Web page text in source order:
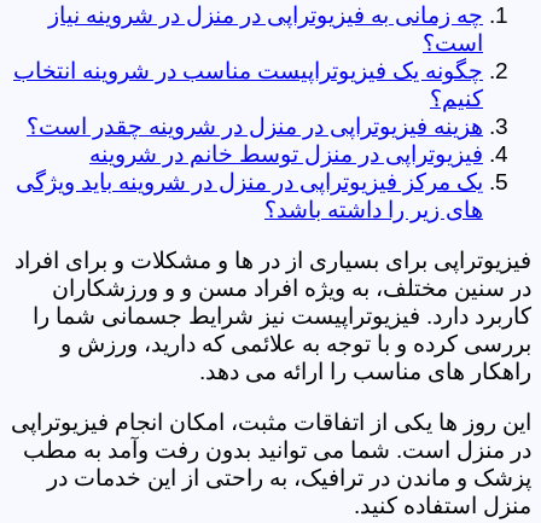
چه زمانی به فیزیوتراپی در منزل در شروینه نیاز
است؟
چگونه یک فیزیوتراپیست مناسب در شروینه انتخاب
کنیم؟
هزینه فیزیوتراپی در منزل در شروینه چقدر است؟
فیزیوتراپی در منزل توسط خانم در شروینه
یک مرکز فیزیوتراپی در منزل در شروینه باید ویژگی
های زیر را داشته باشد؟
فیزیوتراپی برای بسیاری از در ها و مشکلات و برای افراد
در سنین مختلف، به ویژه افراد مسن و و ورزشکاران
کاربرد دارد. فیزیوتراپیست نیز شرایط جسمانی شما را
بررسی کرده و با توجه به علائمی که دارید، ورزش و
راهکار های مناسب را ارائه می دهد.
این روز ها یکی از اتفاقات مثبت، امکان انجام فیزیوتراپی
در منزل است. شما می توانید بدون رفت وآمد به مطب
پزشک و ماندن در ترافیک، به راحتی از این خدمات در
منزل استفاده کنید.